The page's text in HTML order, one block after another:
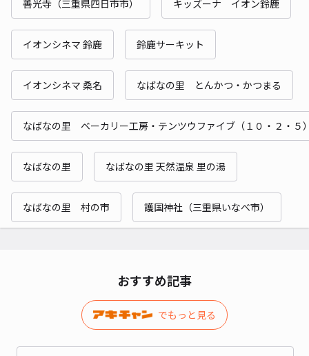
善光寺（三重県四日市市） キッズーナ イオン鈴鹿
イオンシネマ 鈴鹿 鈴鹿サーキット
イオンシネマ 桑名 なばなの里 とんかつ・かつまる
なばなの里 ベーカリー工房・テンツウファイブ（１０・２・５
なばなの里 なばなの里 天然温泉 里の湯
なばなの里 村の市 護国神社（三重県いなべ市）
おすすめ記事
でもっと見る